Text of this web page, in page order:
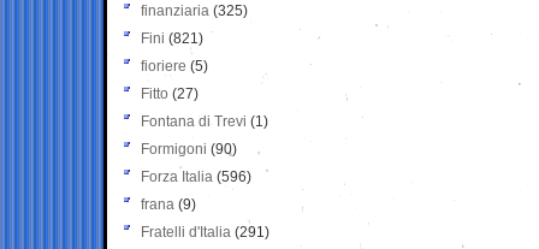
finanziaria (325)
Fini (821)
fioriere (5)
Fitto (27)
Fontana di Trevi (1)
Formigoni (90)
Forza Italia (596)
frana (9)
Fratelli d'Italia (291)